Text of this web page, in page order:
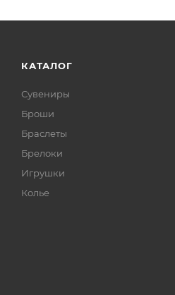
КАТАЛОГ
Сувениры
Броши
Браслеты
Брелоки
Игрушки
Колье